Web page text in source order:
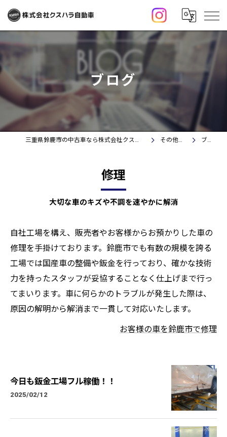
ブログ
三重県鈴鹿市の中古車なら株式会社クスハラ自動車 その他情報 ブログ
修理
大切な車のキズや不調を速やかに解消
自社工場を構え、販売者やお客様からお預かりした車の
修理を手掛けております。鈴鹿市でも有数の規模を誇る
工場では国産車の整備や鈑金を行っており、確かな技術
力を持ったスタッフが妥協することなく仕上げまで行っ
てまいります。車に何らかのトラブルが発生した際は、
原因の解明から解消まで一貫して対応いたします。
お客様の車を鈴鹿市で修理
今日も鈑金工場フル稼働！！
2025/02/12